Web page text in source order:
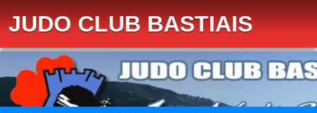
JUDO CLUB BASTIAIS